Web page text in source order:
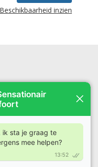
Beschikbaarheid inzien
17:00
17:00
17:00